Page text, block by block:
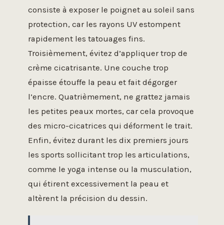
consiste à exposer le poignet au soleil sans
protection, car les rayons UV estompent
rapidement les tatouages fins.
Troisièmement, évitez d’appliquer trop de
crème cicatrisante. Une couche trop
épaisse étouffe la peau et fait dégorger
l’encre. Quatrièmement, ne grattez jamais
les petites peaux mortes, car cela provoque
des micro-cicatrices qui déforment le trait.
Enfin, évitez durant les dix premiers jours
les sports sollicitant trop les articulations,
comme le yoga intense ou la musculation,
qui étirent excessivement la peau et
altèrent la précision du dessin.